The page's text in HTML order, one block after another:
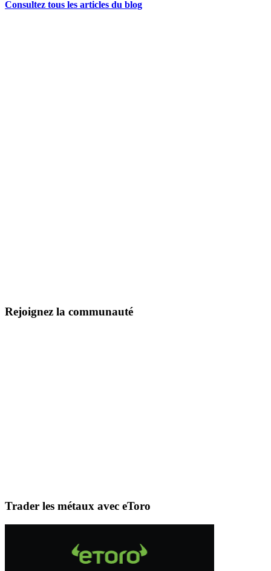
Consultez tous les articles du blog
Rejoignez la communauté
Trader les métaux avec eToro